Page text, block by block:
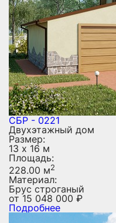
СБР - 0221
Двухэтажный дом
Размер:
13 х 16 м
Площадь:
228.00 м2
Материал:
Брус строганый
от15 048 000 ₽
Подробнее